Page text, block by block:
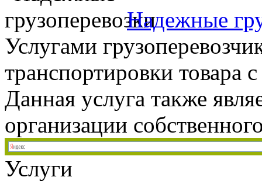
Надежные
Услугами
транспортировки товара
Данная услуга также
организации
Услуги